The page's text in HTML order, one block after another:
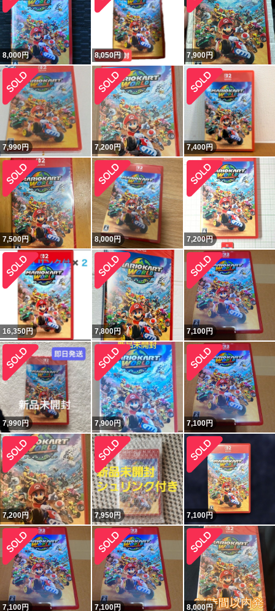
8,000円 8,050円 7,900円
7,990円 7,200円 7,400円
7,500円 8,000円 7,200円
16,350円 7,800円 7,100円
7,990円 7,900円 7,100円
7,200円 7,950円 7,100円
7,100円 7,100円 8,000円